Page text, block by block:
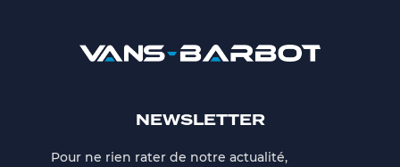
NEWSLETTER
Pour ne rien rater de notre actualité,